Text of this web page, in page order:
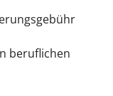
beruflichen